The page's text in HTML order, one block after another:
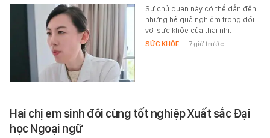
Sự chủ quan này có thể dẫn đến
những hệ quả nghiêm trọng đối
với sức khỏe của thai nhi.
SỨC KHỎE - 7 giờ trước
Hai chị em sinh đôi cùng tốt nghiệp Xuất sắc Đại
học Ngoại ngữ